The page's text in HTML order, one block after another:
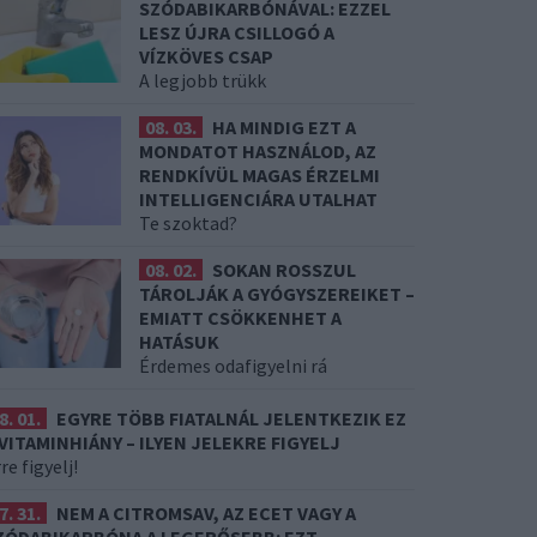
SZÓDABIKARBÓNÁVAL: EZZEL
LESZ ÚJRA CSILLOGÓ A
VÍZKÖVES CSAP
A legjobb trükk
08. 03.
HA MINDIG EZT A
MONDATOT HASZNÁLOD, AZ
RENDKÍVÜL MAGAS ÉRZELMI
INTELLIGENCIÁRA UTALHAT
Te szoktad?
08. 02.
SOKAN ROSSZUL
TÁROLJÁK A GYÓGYSZEREIKET –
EMIATT CSÖKKENHET A
HATÁSUK
Érdemes odafigyelni rá
01.
EGYRE TÖBB FIATALNÁL JELENTKEZIK EZ
– ILYEN JELEKRE FIGYELJ
figyelj!
31.
NEM A CITROMSAV, AZ ECET VAGY A